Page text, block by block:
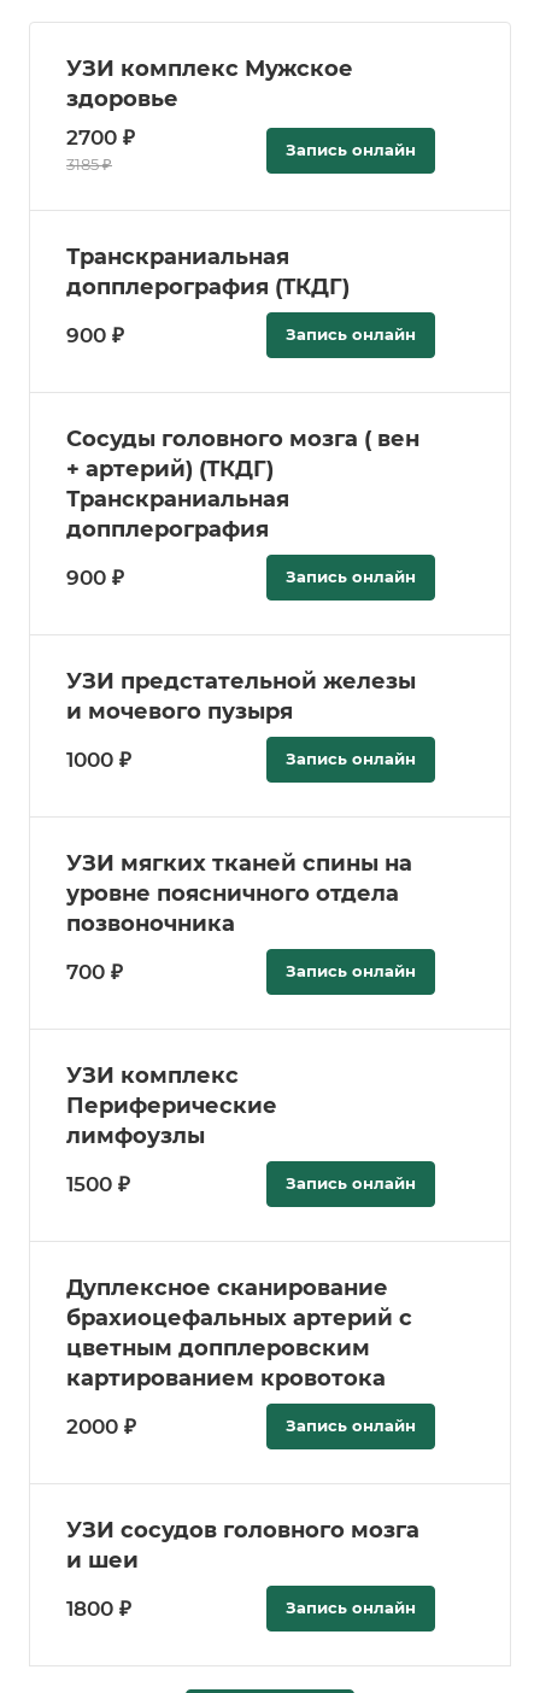
УЗИ комплекс Мужское
здоровье
2700 ₽
3185 ₽
Запись онлайн
Транскраниальная
допплерография (ТКДГ)
900 ₽ Запись онлайн
Сосуды головного мозга ( вен
+ артерий) (ТКДГ)
Транскраниальная
допплерография
900 ₽ Запись онлайн
УЗИ предстательной железы
и мочевого пузыря
1000 ₽ Запись онлайн
УЗИ мягких тканей спины на
уровне поясничного отдела
позвоночника
700 ₽ Запись онлайн
УЗИ комплекс
Периферические
лимфоузлы
1500 ₽ Запись онлайн
Дуплексное сканирование
брахиоцефальных артерий с
цветным допплеровским
картированием кровотока
2000 ₽ Запись онлайн
УЗИ сосудов головного мозга
и шеи
1800 ₽ Запись онлайн